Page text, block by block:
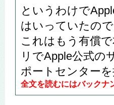
というわけで
はいっていたので
これはもう有償
リでApple公式の
ポートセンター
全文を読むにはバックナ